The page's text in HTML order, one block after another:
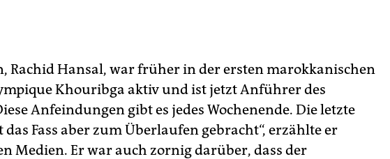
Rachid Hansal, war früher in der ersten marokkanischen
Khouribga aktiv und ist jetzt Anführer des
Anfeindungen gibt es jedes Wochenende. Die letzte
das Fass aber zum Überlaufen gebracht“, erzählte er
Medien. Er war auch zornig darüber, dass der